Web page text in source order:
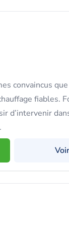
convaincus
fiables.
d’intervenir